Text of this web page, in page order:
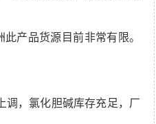
产品货源目前非常有限。
调，氯化胆碱库存充足，厂